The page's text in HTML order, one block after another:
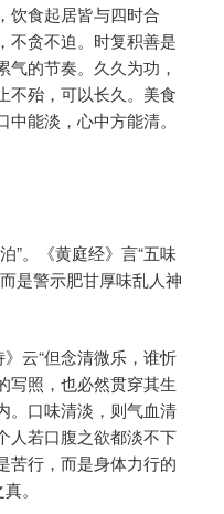
饮食起居皆与四时合
不贪不迫。时复积善是
的节奏。久久为功，
不殆，可以长久。美食
能淡，心中方能清。
”。《黄庭经》言“五味
是警示肥甘厚味乱人神
云“但念清微乐，谁忻
写照，也必然贯穿其生
口味清淡，则气血清
人若口腹之欲都淡不下
苦行，而是身体力行的
。